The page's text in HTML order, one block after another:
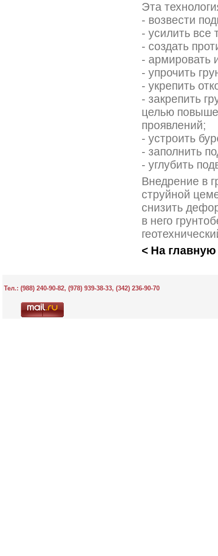
Эта
- возвести
- усилить
- создать
- армировать
- упрочить
- укрепить
- закрепить
целью
проявлений;
- устроить
- заполнить
- углубить
Внедрение в
струйной
снизить
в него
< На главную
Тел.: (988) 240-90-82, (978) 939-38-33, (342) 236-90-70